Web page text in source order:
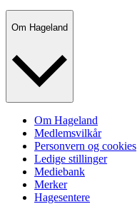
Om Hageland
Om Hageland
Medlemsvilkår
Personvern og cookies
Ledige stillinger
Mediebank
Merker
Hagesentere